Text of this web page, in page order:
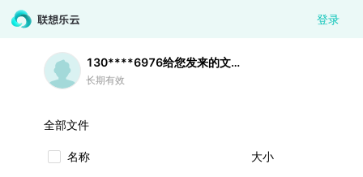
登录
130****6976给您发来的文件
长期有效
全部文件
名称 大小